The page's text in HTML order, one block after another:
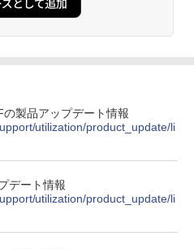
製品アップデート情報
utilization/product_update/li
デート情報
utilization/product_update/li